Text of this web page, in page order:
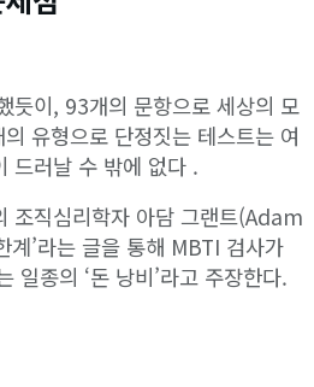
듯이, 93개의 문항으로 세상의 모
유형으로 단정짓는 테스트는 여
드러날 수 밖에 없다 .
조직심리학자 아담 그랜트(Adam
’라는 글을 통해 MBTI 검사가
일종의 ‘돈 낭비’라고 주장한다.